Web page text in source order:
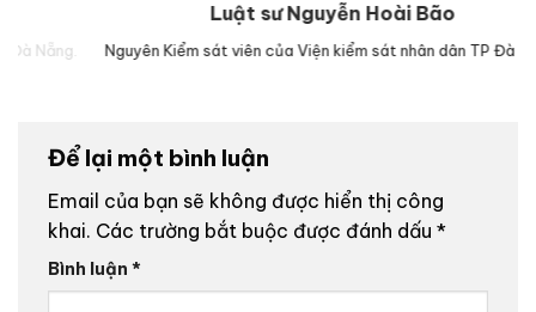
Luật sư Nguyễn Hoài Bão
Nguyên Kiểm sát viên của Viện kiểm sát nhân dân TP Đà Nẵng.
Để lại một bình luận
Email của bạn sẽ không được hiển thị công
khai. Các trường bắt buộc được đánh dấu *
Bình luận *